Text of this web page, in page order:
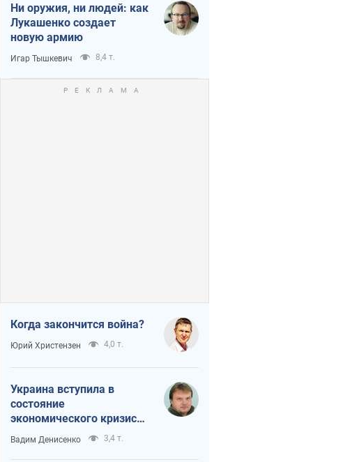
Ни оружия, ни людей: как
Лукашенко создает
новую армию
Игар Тышкевич 8,4 т.
Когда закончится война?
Юрий Христензен 4,0 т.
Украина вступила в
состояние
экономического кризиса.
Есть ли свет в конце
туннеля?
Вадим Денисенко 3,4 т.